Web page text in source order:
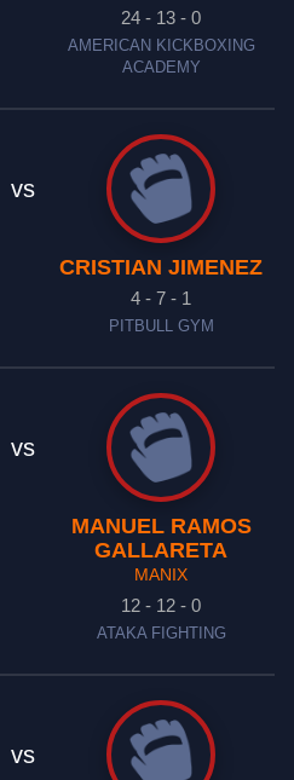
24 - 13 - 0
AMERICAN KICKBOXING
ACADEMY
vs
CRISTIAN JIMENEZ
4 - 7 - 1
PITBULL GYM
vs
MANUEL RAMOS
GALLARETA
MANIX
12 - 12 - 0
ATAKA FIGHTING
vs